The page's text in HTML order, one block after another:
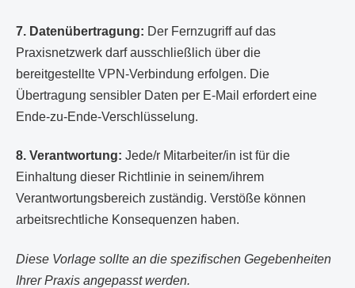
7. Datenübertragung: Der Fernzugriff auf das
Praxisnetzwerk darf ausschließlich über die
bereitgestellte VPN-Verbindung erfolgen. Die
Übertragung sensibler Daten per E-Mail erfordert eine
Ende-zu-Ende-Verschlüsselung.
8. Verantwortung: Jede/r Mitarbeiter/in ist für die
Einhaltung dieser Richtlinie in seinem/ihrem
Verantwortungsbereich zuständig. Verstöße können
arbeitsrechtliche Konsequenzen haben.
Diese Vorlage sollte an die spezifischen Gegebenheiten
Ihrer Praxis angepasst werden.